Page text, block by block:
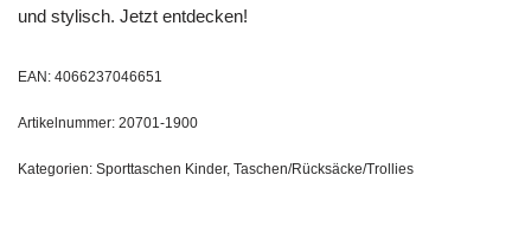
und stylisch. Jetzt entdecken!
EAN: 4066237046651
Artikelnummer: 20701-1900
Kategorien: Sporttaschen Kinder, Taschen/Rücksäcke/Trollies